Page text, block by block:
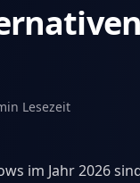
Lesezeit
im Jahr 2026